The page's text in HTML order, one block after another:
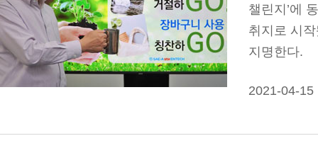
챌린지’에
취지로 시
지명한다.
2021-04-15